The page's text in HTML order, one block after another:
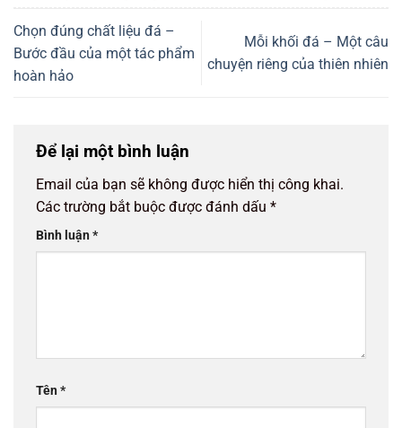
Chọn đúng chất liệu đá –
Bước đầu của một tác phẩm
hoàn hảo
Mỗi khối đá – Một câu
chuyện riêng của thiên nhiên
Để lại một bình luận
Email của bạn sẽ không được hiển thị công khai.
Các trường bắt buộc được đánh dấu *
Bình luận*
Tên*